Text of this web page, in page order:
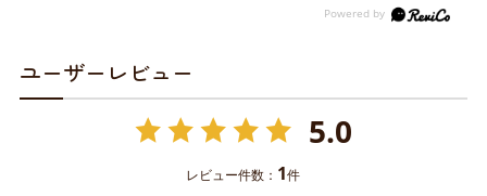
ユーザーレビュー
5.0
レビュー件数： 1件